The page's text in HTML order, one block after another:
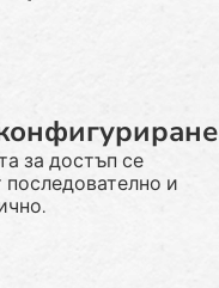
за достъп се
последователно и